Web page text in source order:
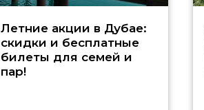
Летние акции в Дубае:
скидки и бесплатные
билеты для семей и
пар!